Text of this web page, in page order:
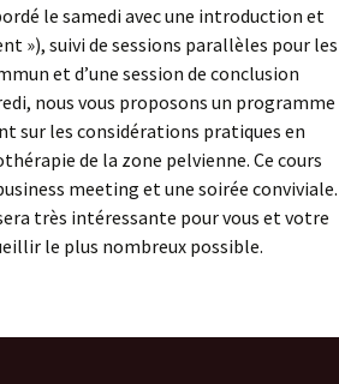
le samedi avec une introduction et
»), suivi de sessions parallèles pour les
et d’une session de conclusion
nous vous proposons un programme
sur les considérations pratiques en
de la zone pelvienne. Ce cours
meeting et une soirée conviviale.
très intéressante pour vous et votre
le plus nombreux possible.